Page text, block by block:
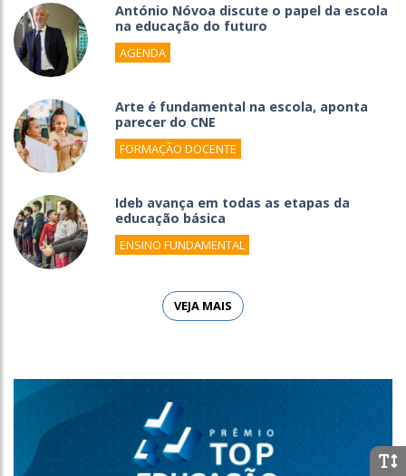
António Nóvoa discute o papel da escola
na educação do futuro
AGENDA
Arte é fundamental na escola, aponta
parecer do CNE
FORMAÇÃO DOCENTE
Ideb avança em todas as etapas da
educação básica
ENSINO FUNDAMENTAL
VEJA MAIS